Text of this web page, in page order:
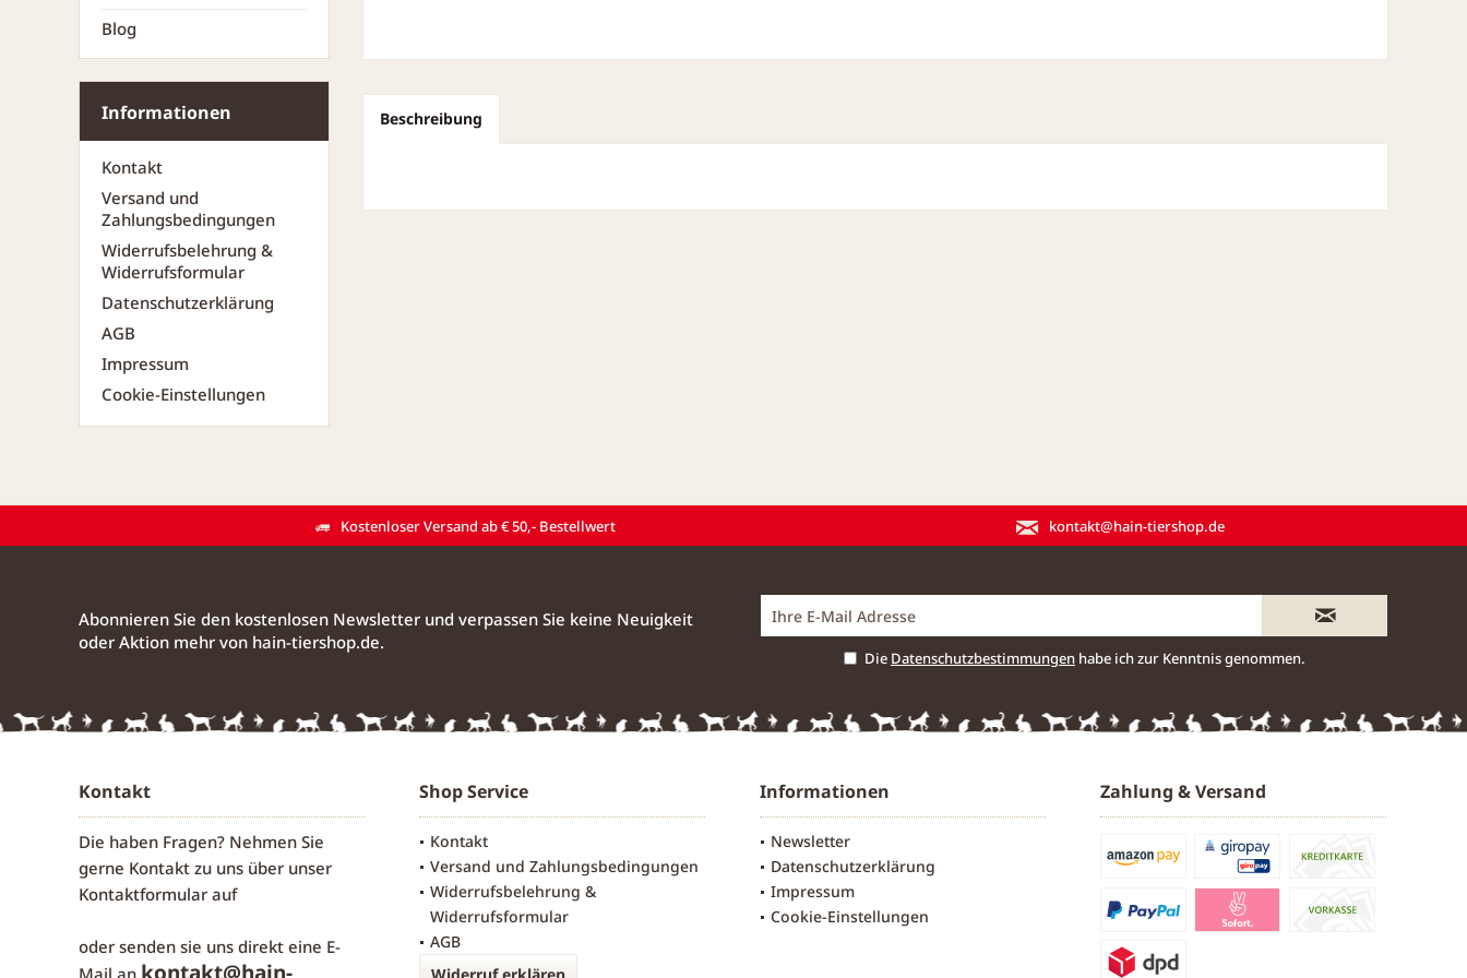
Blog
Informationen
Kontakt
Versand und
Zahlungsbedingungen
Widerrufsbelehrung &
Widerrufsformular
Datenschutzerklärung
AGB
Impressum
Cookie-Einstellungen
Beschreibung
Kostenloser Versand ab € 50,- Bestellwert kontakt@hain-tiershop.de
Abonnieren Sie den kostenlosen Newsletter und verpassen Sie keine Neuigkeit
oder Aktion mehr von hain-tiershop.de.
Die Datenschutzbestimmungen habe ich zur Kenntnis genommen.
Kontakt
Die haben Fragen? Nehmen Sie
gerne Kontakt zu uns über unser
Kontaktformular auf
oder senden sie uns direkt eine E-
Mail an
Shop Service
Kontakt
Versand und Zahlungsbedingungen
Widerrufsbelehrung &
Widerrufsformular
AGB
Informationen
Newsletter
Datenschutzerklärung
Impressum
Cookie-Einstellungen
Zahlung & Versand